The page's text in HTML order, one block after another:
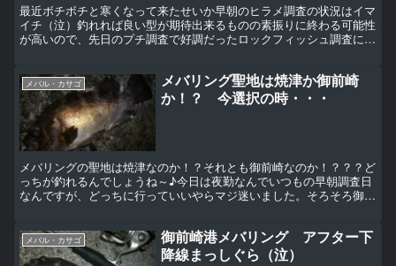
最近ボチボチと寒くなって来たせいか早朝のヒラメ調査の状況はイマ
イチ（泣）釣れれば良い型が期待出来るものの素振りに終わる可能性
が高いので、先日のプチ調査で好調だったロックフィッシュ調査に行
メバル・カサゴ
メバリング聖地は焼津か御前崎
か！？ 今選択の時・・・
メバリングの聖地は焼津なのか！？それとも御前崎なのか！？？？ど
っちが釣れるんでしょうね～♪今日は夜勤なんでいつもの早朝調査日
なんですが、どっちに行っていいやらマジ迷いました。そろそろ御前
メバル・カサゴ
御前崎港メバリング アフター下
降線まっしぐら（泣）